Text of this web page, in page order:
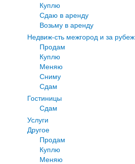
Куплю
Сдаю в аренду
Возьму в аренду
Недвиж-сть межгород и за рубеж
Продам
Куплю
Меняю
Сниму
Сдам
Гостиницы
Сдам
Услуги
Другое
Продам
Куплю
Меняю